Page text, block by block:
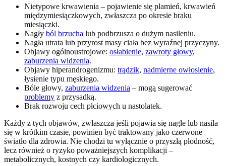
Nietypowe krwawienia – pojawienie się plamień, krwawień
międzymiesiączkowych, zwłaszcza po okresie braku
miesiączki.
Nagły ból brzucha lub podbrzusza o dużym nasileniu.
Nagła utrata lub przyrost masy ciała bez wyraźnej przyczyny.
Objawy ogólnoustrojowe: osłabienie, zawroty głowy,
zaburzenia widzenia.
Objawy hiperandrogenizmu: trądzik, nadmierne owłosienie,
łysienie typu męskiego.
Bóle głowy, zaburzenia widzenia – mogą sugerować
problemy z przysadką.
Brak rozwoju cech płciowych u nastolatek.
Każdy z tych objawów, zwłaszcza jeśli pojawia się nagle lub nasila
się w krótkim czasie, powinien być traktowany jako czerwone
światło dla zdrowia. Nie chodzi tu wyłącznie o przyszłą płodność,
lecz również o ryzyko poważniejszych komplikacji –
metabolicznych, kostnych czy kardiologicznych.